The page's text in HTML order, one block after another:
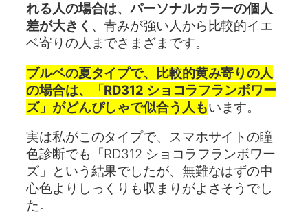
れる人の場合は、パーソナルカラーの個人
差が大きく 、青みが強い人から比較的イエ
ベ寄りの人までさまざまです。
ブルベの夏タイプで、比較的黄み寄りの人
の場合は、「RD312 ショコラフランボワー
ズ」がどんぴしゃで似合う人もいます。
実は私がこのタイプで、スマホサイトの瞳
色診断でも「RD312 ショコラフランボワー
ズ」という結果でしたが、無難なはずの中
心色よりしっくりも収まりがよさそうでし
た。